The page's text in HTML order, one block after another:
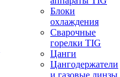
Блоки
охлаждения
Сварочные
горелки TIG
Цанги
Цангодержатели
и газовые линзы